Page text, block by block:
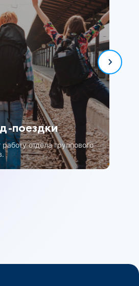
поездки
отдела группового